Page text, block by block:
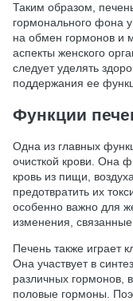
Таким образом,
гормонального фона
на обмен гормонов и
аспекты женского
следует уделять
поддержания ее
Функции
Одна из главных
очисткой крови. Она
кровь из пищи,
предотвратить их
особенно важно для
изменения,
Печень также играет
Она участвует в
различных гормонов,
половые гормоны.